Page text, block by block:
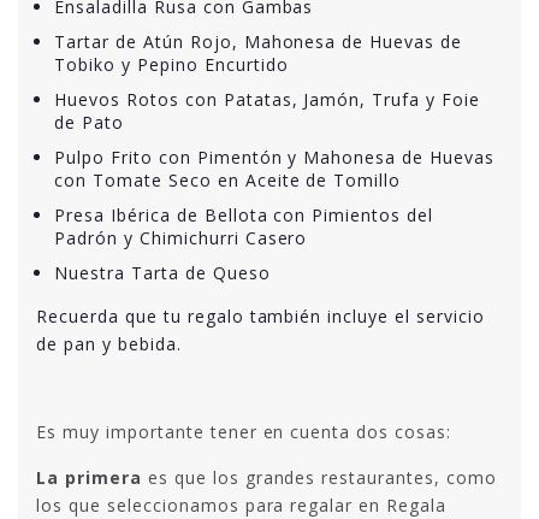
Ensaladilla Rusa con Gambas
Tartar de Atún Rojo, Mahonesa de Huevas de
Tobiko y Pepino Encurtido
Huevos Rotos con Patatas, Jamón, Trufa y Foie
de Pato
Pulpo Frito con Pimentón y Mahonesa de Huevas
con Tomate Seco en Aceite de Tomillo
Presa Ibérica de Bellota con Pimientos del
Padrón y Chimichurri Casero
Nuestra Tarta de Queso
Recuerda que tu regalo también incluye el servicio
de pan y bebida.
Es muy importante tener en cuenta dos cosas:
La primera es que los grandes restaurantes, como
los que seleccionamos para regalar en Regala